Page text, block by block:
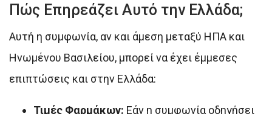
Πώς Επηρεάζει Αυτό την Ελλάδα;
Αυτή η συμφωνία, αν και άμεση μεταξύ ΗΠΑ και
Ηνωμένου Βασιλείου, μπορεί να έχει έμμεσες
επιπτώσεις και στην Ελλάδα:
Τιμές Φαρμάκων: Εάν η συμφωνία οδηγήσει